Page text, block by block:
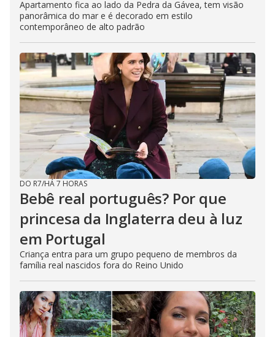
Apartamento fica ao lado da Pedra da Gávea, tem visão
panorâmica do mar e é decorado em estilo
contemporâneo de alto padrão
DO R7/HÁ 7 HORAS
Bebê real português? Por que
princesa da Inglaterra deu à luz
em Portugal
Criança entra para um grupo pequeno de membros da
família real nascidos fora do Reino Unido